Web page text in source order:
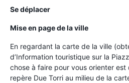
Se déplacer
Mise en page de la ville
En regardant la carte de la ville
d’Information touristique sur la
chose à faire pour vous orienter
repère Due Torri au milieu de la